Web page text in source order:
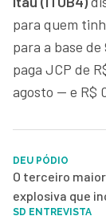
para quem
para a base
paga JCP de
agosto — e R$
DEU PÓDIO
O terceiro
explosiva que
SD ENTREVISTA